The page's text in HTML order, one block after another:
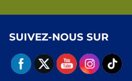
SUIVEZ-NOUS SUR